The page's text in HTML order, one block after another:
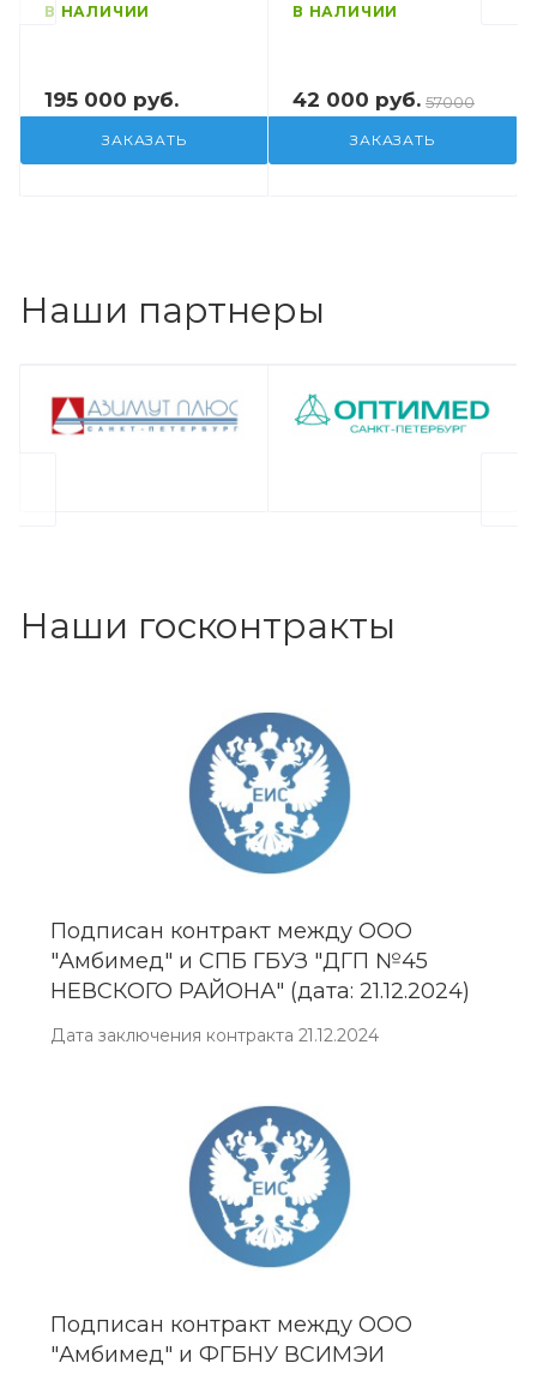
В НАЛИЧИИ
195 000 руб.
ЗАКАЗАТЬ
В НАЛИЧИИ
42 000 руб. 57000
ЗАКАЗАТЬ
Наши партнеры
Наши госконтракты
Подписан контракт между ООО
"Амбимед" и СПБ ГБУЗ "ДГП №45
НЕВСКОГО РАЙОНА" (дата: 21.12.2024)
Дата заключения контракта 21.12.2024
Подписан контракт между ООО
"Амбимед" и ФГБНУ ВСИМЭИ